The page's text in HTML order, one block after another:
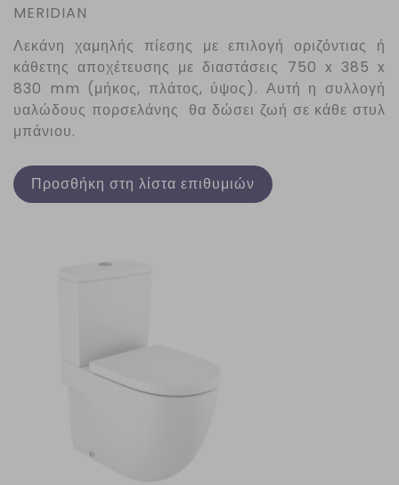
MERIDIAN
Λεκάνη χαμηλής πίεσης με επιλογή οριζόντιας ή
κάθετης αποχέτευσης με διαστάσεις 750 x 385 x
830 mm (μήκος, πλάτος, ύψος). Αυτή η συλλογή
υαλώδους πορσελάνης θα δώσει ζωή σε κάθε στυλ
μπάνιου.
Προσθήκη στη λίστα επιθυμιών